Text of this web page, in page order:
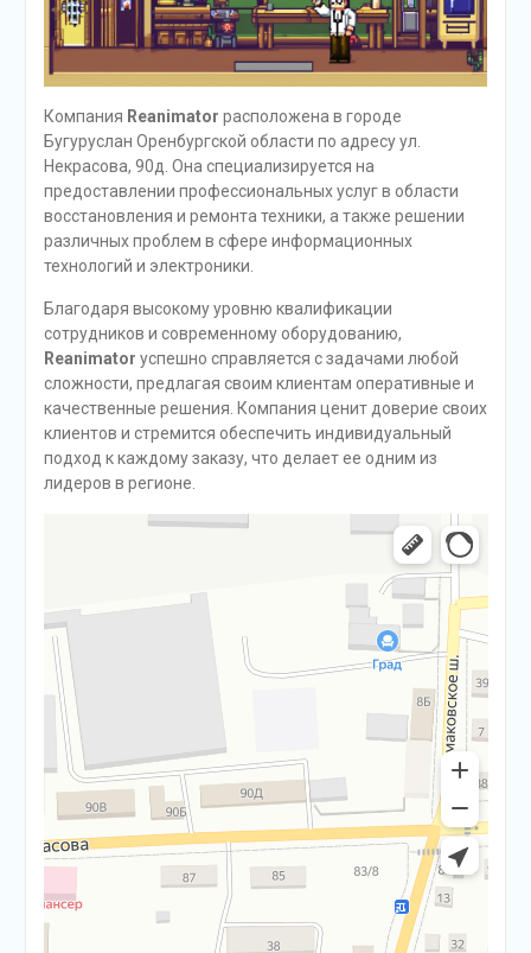
Компания Reanimator расположена в городе
Бугуруслан Оренбургской области по адресу ул.
Некрасова, 90д. Она специализируется на
предоставлении профессиональных услуг в области
восстановления и ремонта техники, а также решении
различных проблем в сфере информационных
технологий и электроники.
Благодаря высокому уровню квалификации
сотрудников и современному оборудованию,
Reanimator успешно справляется с задачами любой
сложности, предлагая своим клиентам оперативные и
качественные решения. Компания ценит доверие своих
клиентов и стремится обеспечить индивидуальный
подход к каждому заказу, что делает ее одним из
лидеров в регионе.